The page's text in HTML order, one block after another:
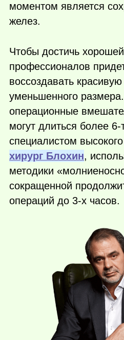
моментом является
желез.
Чтобы достичь
профессионалов
воссоздавать
уменьшенного
операционные
могут длиться более
специалистом
хирург Блохин,
методики
сокращенной
операций до 3-х часов.